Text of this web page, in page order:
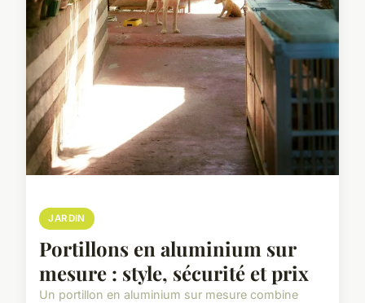
JARDIN
Portillons en aluminium sur
mesure : style, sécurité et prix
Un portillon en aluminium sur mesure combine